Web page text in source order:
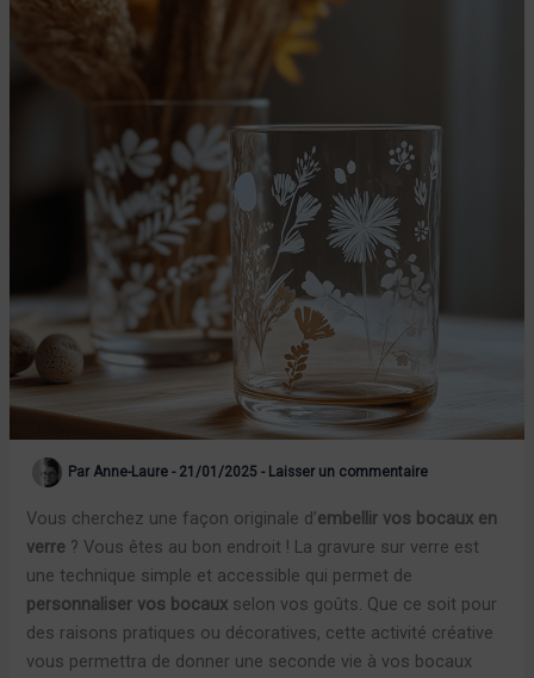
Par Anne-Laure- 21/01/2025- Laisser un commentaire
Vous cherchez une façon originale d’embellir vos bocaux en
verre ? Vous êtes au bon endroit ! La gravure sur verre est
une technique simple et accessible qui permet de
personnaliser vos bocaux selon vos goûts. Que ce soit pour
des raisons pratiques ou décoratives, cette activité créative
vous permettra de donner une seconde vie à vos bocaux